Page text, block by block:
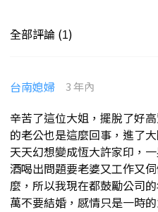
全部評論 (1)
台南媳婦 3 年內
辛苦了這位大姐，擺脫了好
的老公也是這麼回事，進了
天天幻想變成恆大許家印，
酒喝出問題要老婆又工作又
麼，所以我現在都鼓勵公司
萬不要結婚，感情只是一時